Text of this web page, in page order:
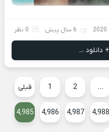
6 سال پیش 0 نظر
...
قبلی 1 2 …
4,985 4,986 4,987 4,988